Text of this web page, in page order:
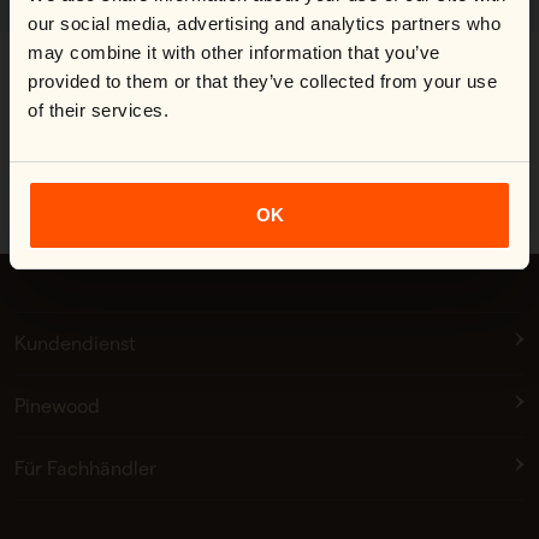
our social media, advertising and analytics partners who
may combine it with other information that you’ve
provided to them or that they’ve collected from your use
of their services.
OK
Pinewood
Für Fachhändler